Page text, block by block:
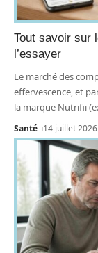
Tout savoir sur
l’essayer
Le marché des
effervescence, et
la marque Nutrifii
Santé 14 juillet 2026